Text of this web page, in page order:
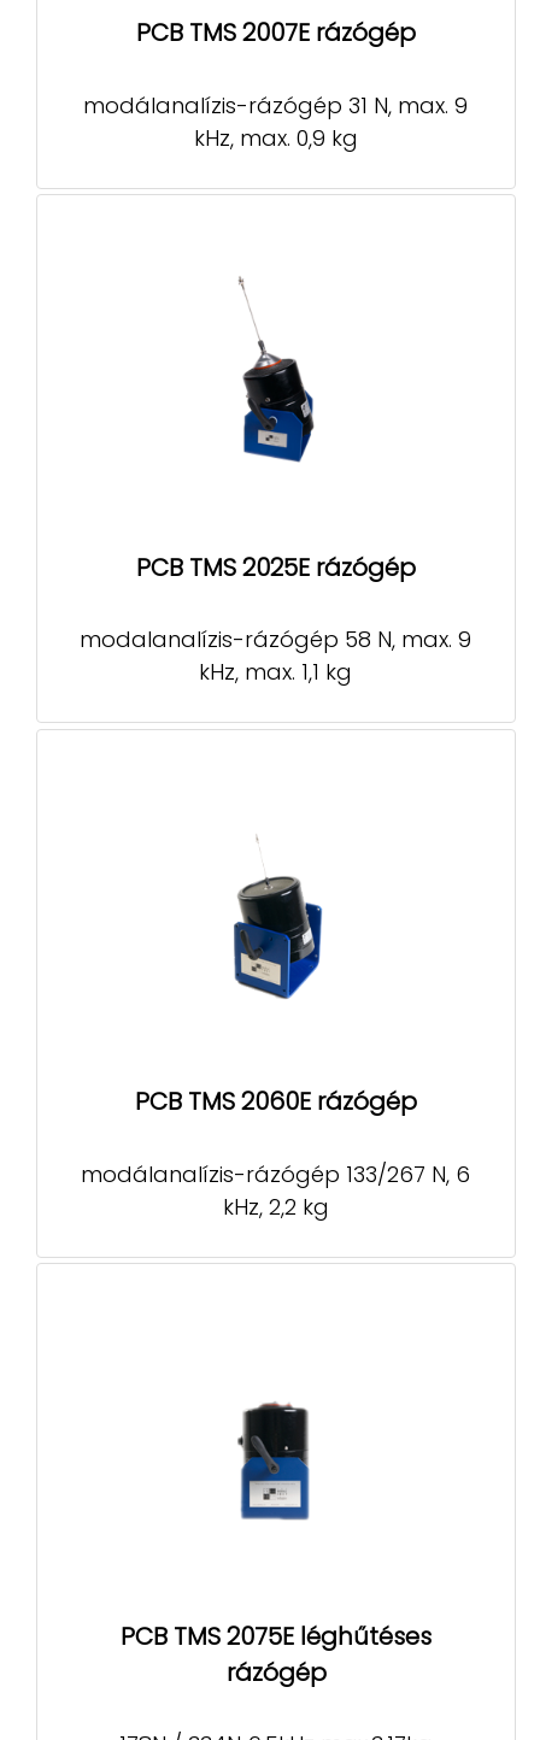
PCB TMS 2007E rázógép
modálanalízis-rázógép 31 N, max. 9
kHz, max. 0,9 kg
PCB TMS 2025E rázógép
modalanalízis-rázógép 58 N, max. 9
kHz, max. 1,1 kg
PCB TMS 2060E rázógép
modálanalízis-rázógép 133/267 N, 6
kHz, 2,2 kg
PCB TMS 2075E léghűtéses
rázógép